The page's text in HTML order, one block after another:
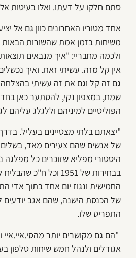
סתם חלקו על דעתו. ואלו בעיטות
אחד מטוריו האחרונים כוון גם אל
משיחות בזמן אמת שהשורות הבאות
ולכמה מחבריי: "איך מנבאים
אין קל מזה. עשיתי זאת. ואיך
גם זה קל וגם את זה עשיתי
שמח, במצפון נקי, להסתער כאן
הפוליטיים למיניהם וללגלג עליהם
"יצאתם בלתי מצטיינים בעליל.
של אנשים שהם צעירים מאד,
היסטורי מפליא שזוכרים כל
בבחירות של 1951 וכל
החמישית ונגוז יום אחד בתוך אדי
של הכנסת הישנה, שהם אגב
התפריט שלו.
"הם גם מקושרים יותר
אגודלים ולנהל חמש שיחות טלפון